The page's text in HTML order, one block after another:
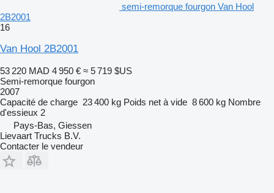
semi-remorque fourgon Van Hool
2B2001
16
Van Hool 2B2001
53 220 MAD 4 950 € ≈ 5 719 $US
Semi-remorque fourgon
2007
Capacité de charge 23 400 kg Poids net à vide 8 600 kg Nombre
d'essieux 2
Pays-Bas, Giessen
Lievaart Trucks B.V.
Contacter le vendeur